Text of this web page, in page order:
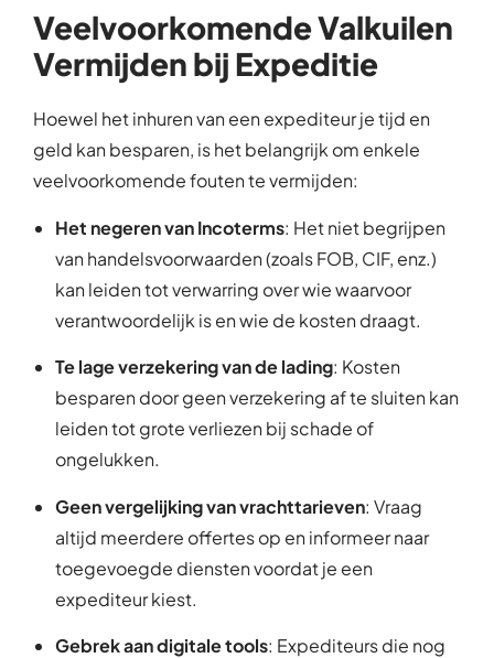
Veelvoorkomende Valkuilen
Vermijden bij Expeditie
Hoewel het inhuren van een expediteur je tijd en
geld kan besparen, is het belangrijk om enkele
veelvoorkomende fouten te vermijden:
Het negeren van Incoterms: Het niet begrijpen
van handelsvoorwaarden (zoals FOB, CIF, enz.)
kan leiden tot verwarring over wie waarvoor
verantwoordelijk is en wie de kosten draagt.
Te lage verzekering van de lading: Kosten
besparen door geen verzekering af te sluiten kan
leiden tot grote verliezen bij schade of
ongelukken.
Geen vergelijking van vrachttarieven: Vraag
altijd meerdere offertes op en informeer naar
toegevoegde diensten voordat je een
expediteur kiest.
Gebrek aan digitale tools: Expediteurs die nog